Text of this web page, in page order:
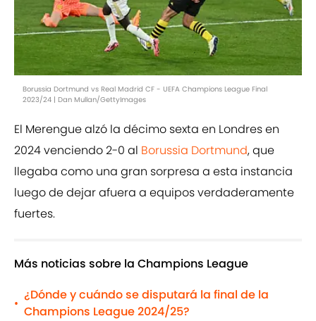
Borussia Dortmund vs Real Madrid CF - UEFA Champions League Final
2023/24 | Dan Mullan/GettyImages
El Merengue alzó la décimo sexta en Londres en
2024 venciendo 2-0 al Borussia Dortmund, que
llegaba como una gran sorpresa a esta instancia
luego de dejar afuera a equipos verdaderamente
fuertes.
Más noticias sobre la Champions League
•
¿Dónde y cuándo se disputará la final de la
Champions League 2024/25?